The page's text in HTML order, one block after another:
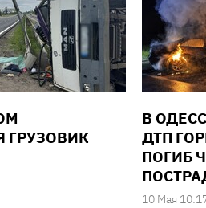
ГРУЗОВИК
В
ДТП
ПОГИБ
10 Мая